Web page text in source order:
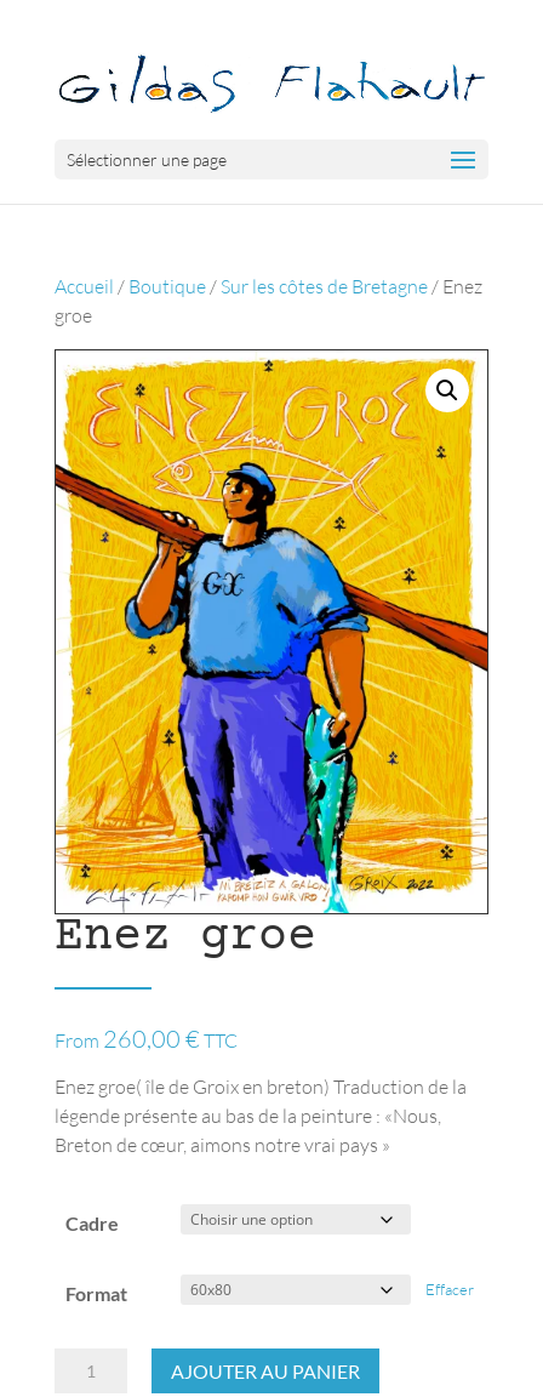
Sélectionner une page
Accueil / Boutique/ Sur les côtes de Bretagne/ Enez
groe
Enez groe
From 260,00 € TTC
Enez groe( île de Groix en breton) Traduction de la
légende présente au bas de la peinture : «Nous,
Breton de cœur, aimons notre vrai pays »
Cadre
Format Effacer
quantité
AJOUTER AU PANIER